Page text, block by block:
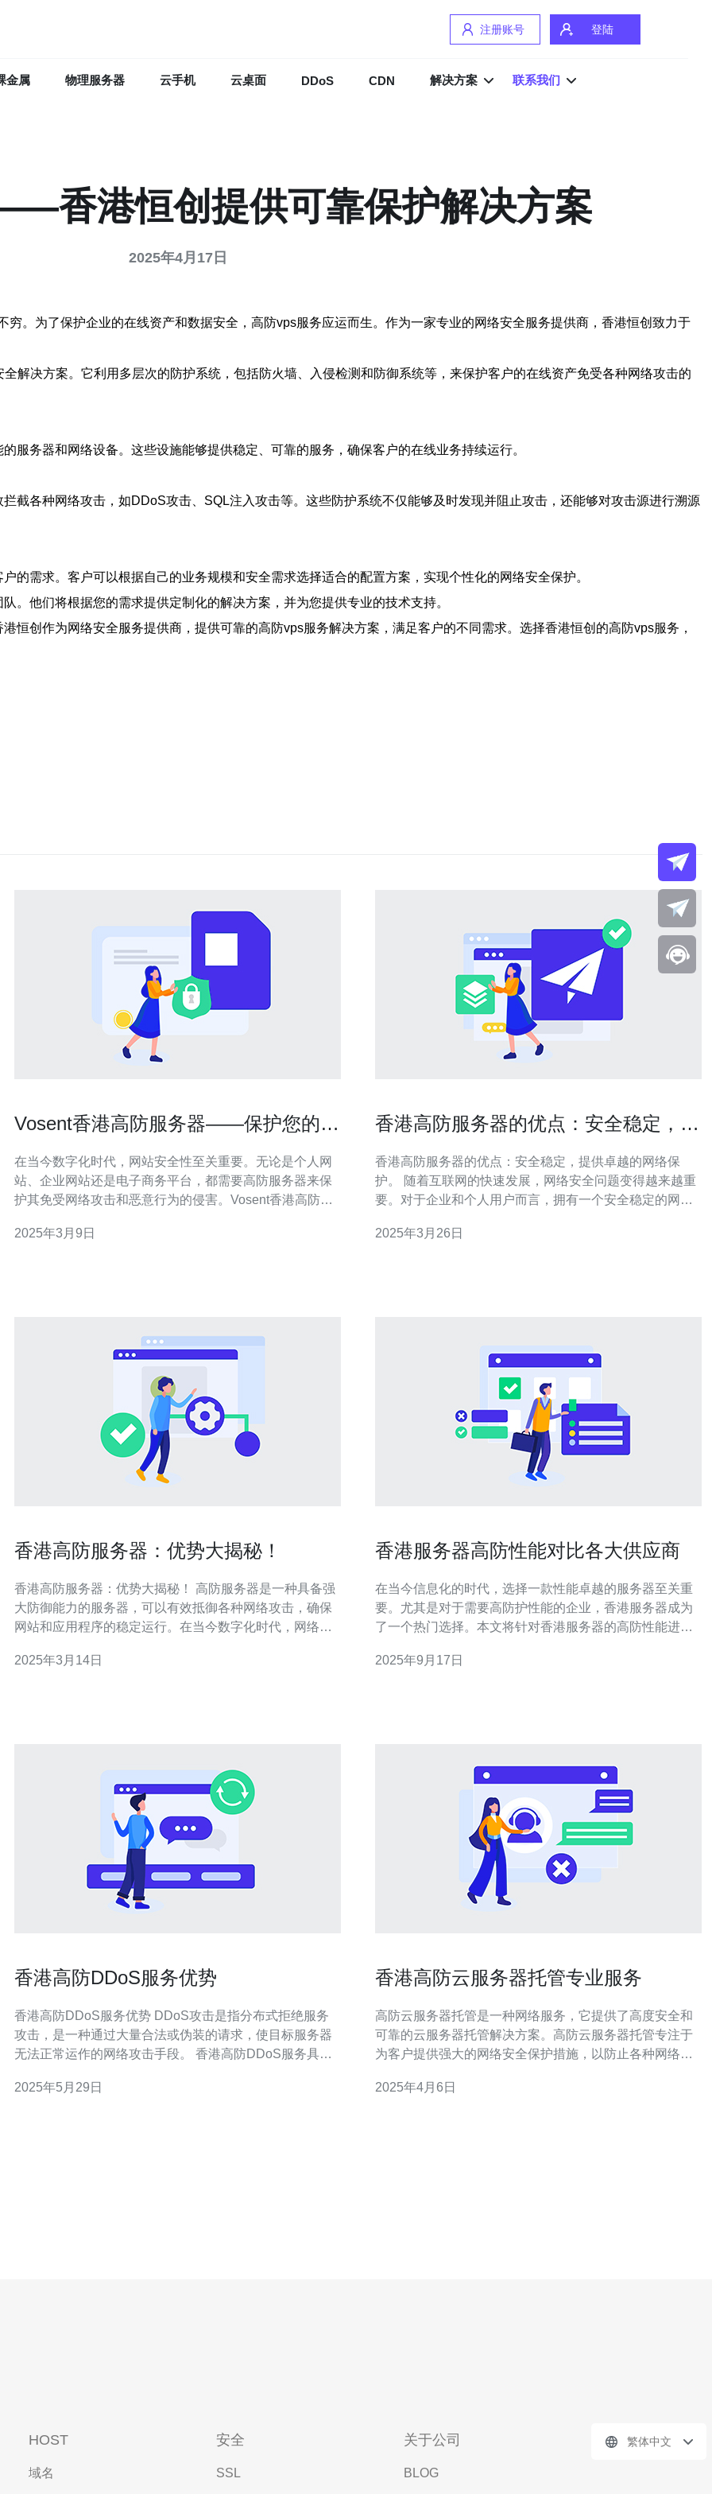
注册账号 登陆
金属 物理服务器 云手机 云桌面 DDoS CDN 解决方案 联系我们
香港恒创提供可靠保护解决方案
2025年4月17日
。为了保护企业的在线资产和数据安全，高防vps服务应运而生。作为一家专业的网络安全服务提供商，香港恒创致力于
解决方案。它利用多层次的防护系统，包括防火墙、入侵检测和防御系统等，来保护客户的在线资产免受各种网络攻击的
服务器和网络设备。这些设施能够提供稳定、可靠的服务，确保客户的在线业务持续运行。
截各种网络攻击，如DDoS攻击、SQL注入攻击等。这些防护系统不仅能够及时发现并阻止攻击，还能够对攻击源进行溯源
的需求。客户可以根据自己的业务规模和安全需求选择适合的配置方案，实现个性化的网络安全保护。
。他们将根据您的需求提供定制化的解决方案，并为您提供专业的技术支持。
恒创作为网络安全服务提供商，提供可靠的高防vps服务解决方案，满足客户的不同需求。选择香港恒创的高防vps服务，
Vosent香港高防服务器——保护您的网
在当今数字化时代，网站安全性至关重要。无论是个人网
站、企业网站还是电子商务平台，都需要高防服务器来保
护其免受网络攻击和恶意行为的侵害。Vosent香港高防服
点： 强大的防御能力： Vosent香港高防服务器采用先进的
2025年3月9日
香港高防服务器的优点：安全稳定，提
香港高防服务器的优点：安全稳定，提供卓越的网络保
护。 随着互联网的快速发展，网络安全问题变得越来越重
要。对于企业和个人用户而言，拥有一个安全稳定的网络
成为了越来越多人的首选。本文将介绍香港高防服务器的
2025年3月26日
香港高防服务器：优势大揭秘！
香港高防服务器：优势大揭秘！ 高防服务器是一种具备强
大防御能力的服务器，可以有效抵御各种网络攻击，确保
网站和应用程序的稳定运行。在当今数字化时代，网络安
选。 香港高防服务器以其独特的优势，成为众多用户的首
2025年3月14日
香港服务器高防性能对比各大供应商
在当今信息化的时代，选择一款性能卓越的服务器至关重
要。尤其是对于需要高防护性能的企业，香港服务器成为
了一个热门选择。本文将针对香港服务器的高防性能进行
络环境优越，且地理位置接近中国大陆，更加适合需要高
2025年9月17日
香港高防DDoS服务优势
香港高防DDoS服务优势 DDoS攻击是指分布式拒绝服务
攻击，是一种通过大量合法或伪装的请求，使目标服务器
无法正常运作的网络攻击手段。 香港高防DDoS服务具有
的专业团队，能够及时响应和处理各种DDoS攻击，保障
2025年5月29日
香港高防云服务器托管专业服务
高防云服务器托管是一种网络服务，它提供了高度安全和
可靠的云服务器托管解决方案。高防云服务器托管专注于
为客户提供强大的网络安全保护措施，以防止各种网络攻
安全性在市场上广受欢迎。以下是选择香港高防云服务器
2025年4月6日
HOST
域名
安全
SSL
关于公司
BLOG
繁体中文